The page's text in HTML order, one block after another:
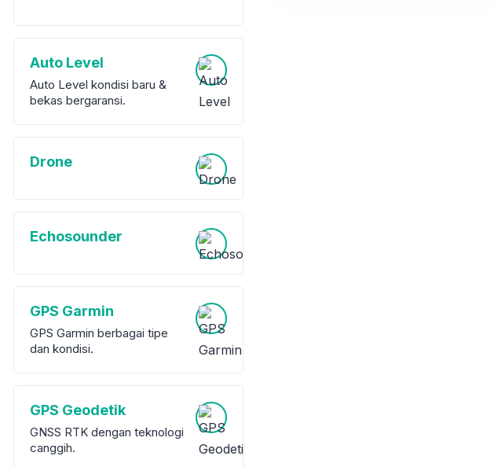
Auto Level
Auto Level kondisi baru &
bekas bergaransi.
Drone
Echosounder
GPS Garmin
GPS Garmin berbagai tipe
dan kondisi.
GPS Geodetik
GNSS RTK dengan teknologi
canggih.